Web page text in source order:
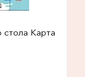
стола Карта